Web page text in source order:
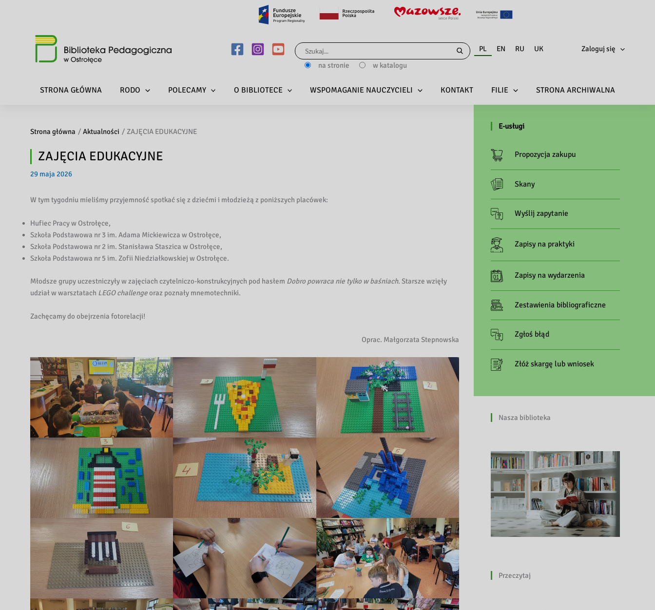
Szukaj
dla:
na stronie w katalogu
PL EN RU UK Zaloguj się
STRONA GŁÓWNA RODO POLECAMY O BIBLIOTECE WSPOMAGANIE NAUCZYCIELI KONTAKT FILIE STRONA ARCHIWALNA
Strona główna Aktualności ZAJĘCIA EDUKACYJNE
ZAJĘCIA EDUKACYJNE
29 maja 2026
W tym tygodniu mieliśmy przyjemność spotkać się z dziećmi i młodzieżą z poniższych placówek:
Hufiec Pracy w Ostrołęce,
Szkoła Podstawowa nr 3 im. Adama Mickiewicza w Ostrołęce,
Szkoła Podstawowa nr 2 im. Stanisława Staszica w Ostrołęce,
Szkoła Podstawowa nr 5 im. Zofii Niedziałkowskiej w Ostrołęce.
Młodsze grupy uczestniczyły w zajęciach czytelniczo-konstrukcyjnych pod hasłem Dobro powraca nie tylko w baśniach. Starsze wzięły
udział w warsztatach LEGO challengeoraz poznały mnemotechniki.
Zachęcamy do obejrzenia fotorelacji!
Oprac. Małgorzata Stepnowska
E-usługi
Propozycja zakupu
Skany
Wyślij zapytanie
Zapisy na praktyki
Zapisy na wydarzenia
Zestawienia bibliograficzne
Zgłoś błąd
Złóż skargę lub wniosek
Nasza biblioteka
Przeczytaj